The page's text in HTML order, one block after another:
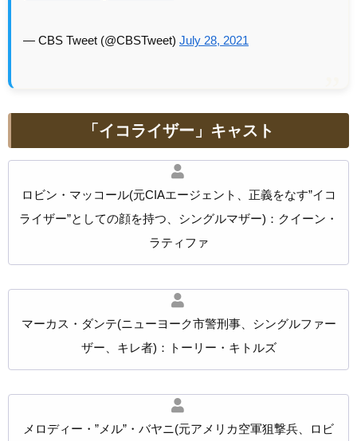
— CBS Tweet (@CBSTweet) July 28, 2021
「イコライザー」キャスト
ロビン・マッコール(元CIAエージェント、正義をなす”イコ
ライザー”としての顔を持つ、シングルマザー)：クイーン・
ラティファ
マーカス・ダンテ(ニューヨーク市警刑事、シングルファー
ザー、キレ者)：トーリー・キトルズ
メロディー・”メル”・バヤニ(元アメリカ空軍狙撃兵、ロビ